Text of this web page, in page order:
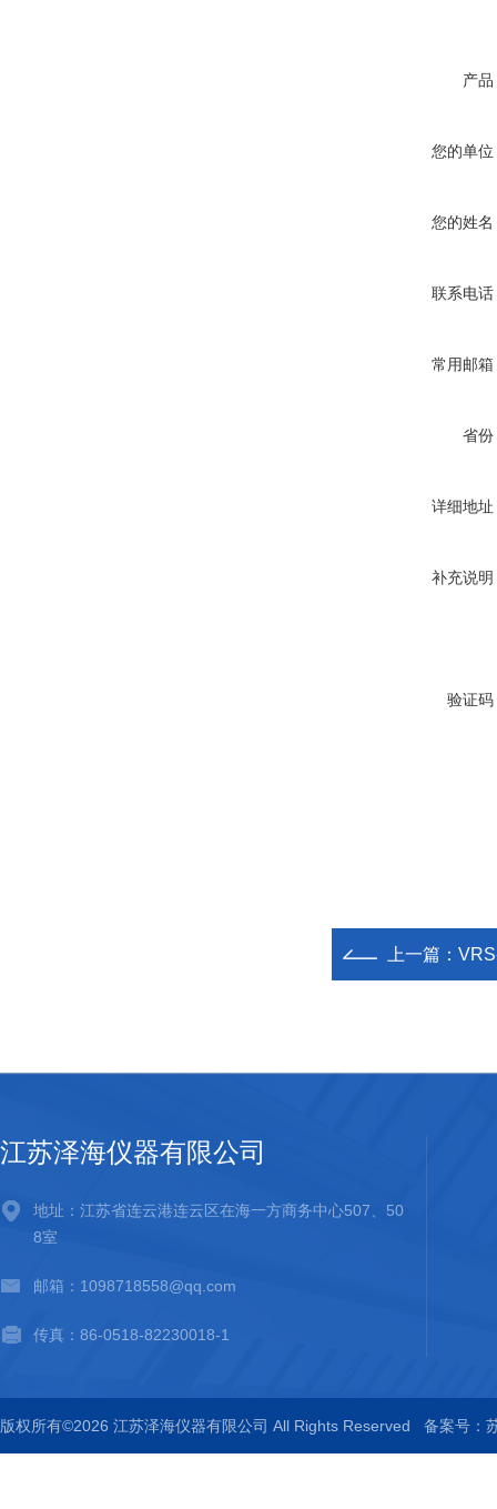
产品
您的单位
您的姓名
联系电话
常用邮箱
省份
详细地址
补充说明
验证码
上一篇：
江苏泽海仪器有限公司
地址：江苏省连云港连云区在海一方商务中心507、50
8室
邮箱：1098718558@qq.com
传真：86-0518-82230018-1
版权所有©2026 江苏泽海仪器有限公司 All Rights Reserved 备案号：